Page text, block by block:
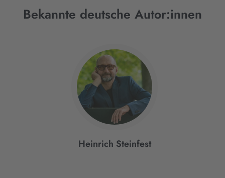
Bekannte deutsche Autor:innen
Heinrich Steinfest